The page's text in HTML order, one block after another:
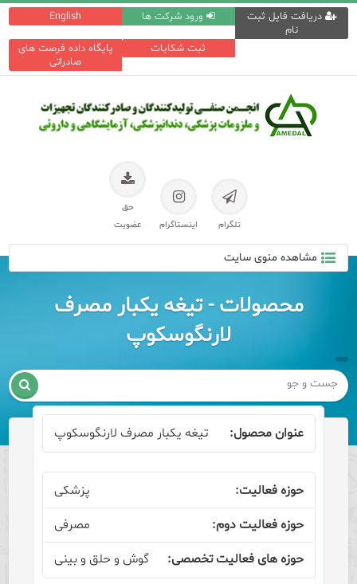
English ورود شرکت ها
دریافت فایل ثبت
نام
پایگاه داده فرصت های
صادراتی
ثبت شکایات
تلگرام اینستاگرام
حق
عضویت
مشاهده منوی سایت
محصولات - تیغه یکبار مصرف
لارنگوسکوپ

تیغه یکبار مصرف لارنگوسکوپ
پزشکی
مصرفی
گوش و حلق و بینی